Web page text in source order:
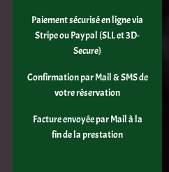
Paiement sécurisé en ligne via
Stripe ou Paypal (SLL et 3D-
Secure)
Confirmation par Mail & SMS de
votre réservation
Facture envoyée par Mail à la
fin de la prestation